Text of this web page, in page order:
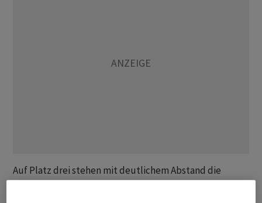
Auf Platz drei stehen mit deutlichem Abstand die